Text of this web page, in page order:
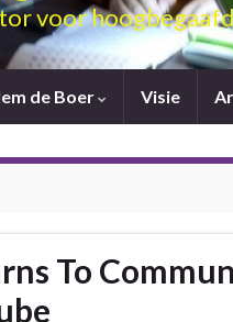
voor
de Boer Visie
To